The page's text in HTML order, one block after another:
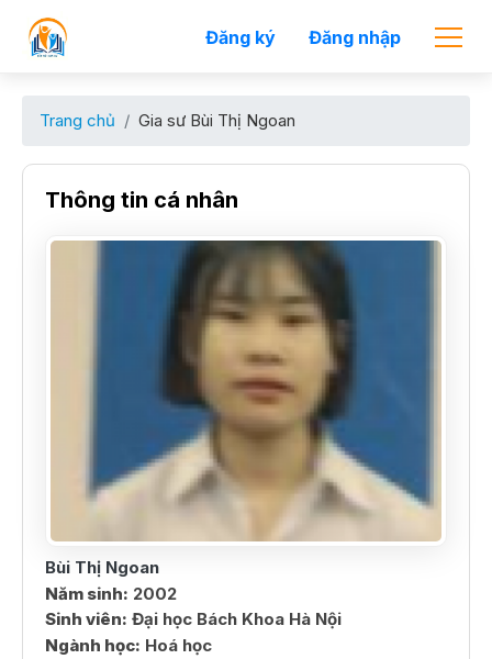
Đăng ký Đăng nhập
Trang chủ Gia sư Bùi Thị Ngoan
Thông tin cá nhân
Bùi Thị Ngoan
Năm sinh: 2002
Sinh viên: Đại học Bách Khoa Hà Nội
Ngành học: Hoá học